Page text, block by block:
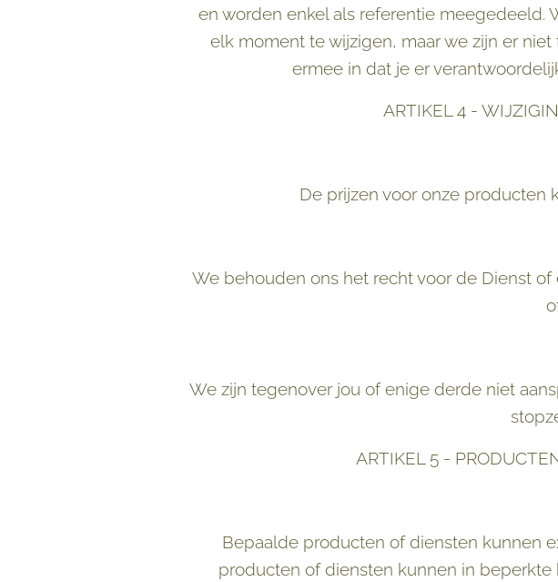
en worden enkel als referentie meegedeeld.
elk moment te wijzigen, maar we zijn er
ermee in dat je er
ARTIKEL 4 -
De prijzen voor onze producten
We behouden ons het recht voor de Dienst
We zijn tegenover jou of enige derde niet
ARTIKEL 5 -
Bepaalde producten of diensten kunnen
producten of diensten kunnen in